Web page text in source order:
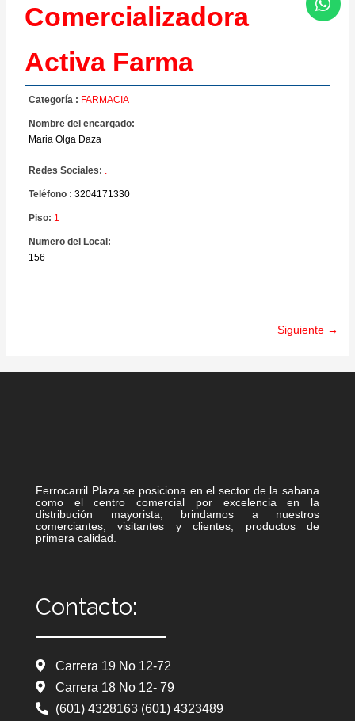
Comercializadora
Activa Farma
Categoría : FARMACIA
Nombre del encargado:
Maria Olga Daza
Redes Sociales: .
Teléfono : 3204171330
Piso: 1
Numero del Local:
156
Siguiente →
Ferrocarril Plaza se posiciona en el sector de la sabana
como el centro comercial por excelencia en la
distribución mayorista; brindamos a nuestros
comerciantes, visitantes y clientes, productos de
primera calidad.
Contacto:
Carrera 19 No 12-72
Carrera 18 No 12- 79
(601) 4328163 (601) 4323489